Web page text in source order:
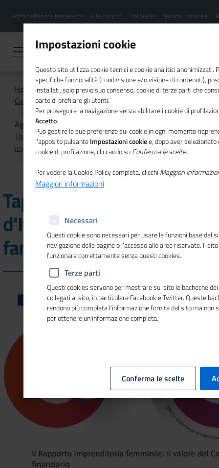
contenuto
Menu
hamburgher
Amministrazione trasparente Albo fornitori Chi Siamo Sistema Camerale
Home
Comunicazione istituzionale per il sistema camerale
Agenda
Tappa a Roma del Giro d'Italia delle donne che fanno
impresa
Tappa a Roma del Giro
d'Italia delle donne che
fanno impresa
Impostazioni cookie
Questo sito utilizza cookie tecnici e cookie analitici anonimizzati.
specifiche funzionalità (condivisione e/o visione di contenuti),
installati, solo previo suo consenso, cookie di terze parti che
parte di profilare gli utenti.
Per proseguire la navigazione senza abilitare i cookie di
Accetto.
Può gestire le sue preferenze sui cookie in ogni momento
l'apposito pulsanteImpostazioni cookiee, dopo aver
cookie di profilazione, cliccando suConferma le scelte.
Per vedere la Cookie Policy completa, clicchi Maggiori
Maggiori informazioni
Necessari
Questi cookie sono necessari per usare le funzioni base del
navigazione delle pagine o l'accesso alle aree riservate. Il
funzionare correttamente senza questi cookies.
Terze parti
Questi cookies servono per mostrare sul sito le bacheche
collegati al sito, in particolare Facebook e Twitter. Queste
rendono più completa l'informazione fornita dal sito ma non
per ottenere un'informazione completa.
Conferma le scelte